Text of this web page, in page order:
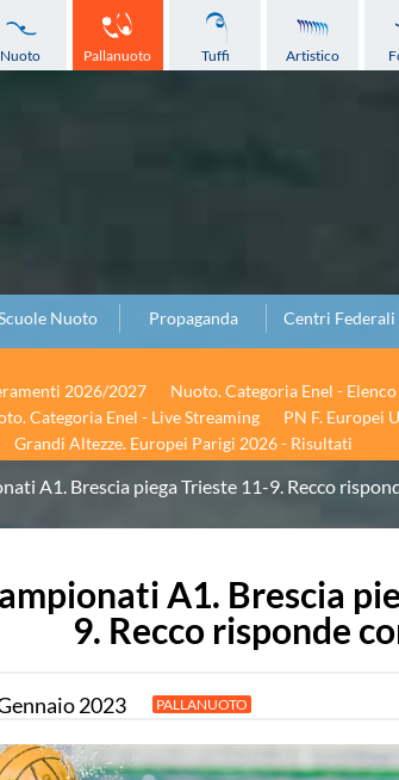
Nuoto Pallanuoto Tuffi Artistico
Nuoto Propaganda Centri Federali
2026/2027
Nuoto. Categoria Enel -
Categoria Enel - Live Streaming PN F. Europei
Grandi Altezze. Europei Parigi 2026 - Risultati
A1. Brescia piega Trieste 11-9. Recco
A1. Brescia
9. Recco risponde
2023 PALLANUOTO